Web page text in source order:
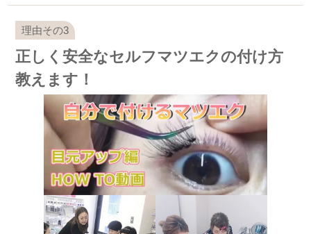
正しく安全なセルフマツエクの付け方
教えます！